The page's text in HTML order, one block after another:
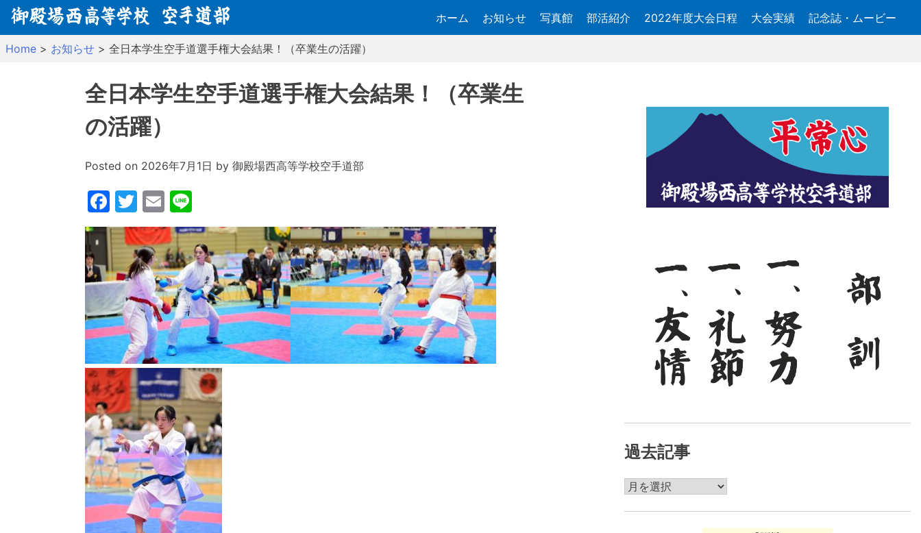
Skip
ホーム お知らせ 写真館 部活紹介 2022年度大会日程 大会実績 記念誌・ムービー
Home > お知らせ > 全日本学生空手道選手権大会結果！（卒業生の活躍）
全日本学生空手道選手権大会結果！（卒業生
の活躍）
Posted on 2026年7月1日 by 御殿場西高等学校空手道部
Facebook
Twitter
Email
過去記事
過